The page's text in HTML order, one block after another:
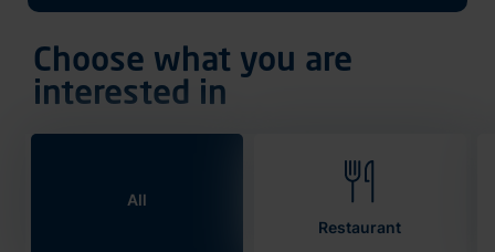
Choose what you are
interested in
All
Restaurant